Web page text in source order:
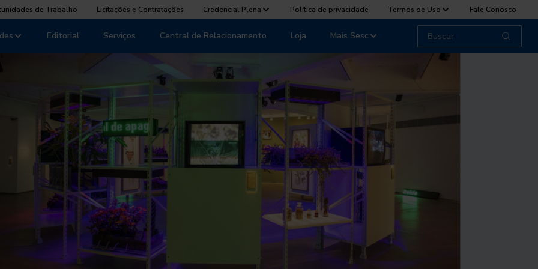
de Trabalho Licitações e Contratações Credencial Plena Política de privacidade Termos de Uso Fale Conosco
Editorial Serviços Central de Relacionamento Loja Mais Sesc